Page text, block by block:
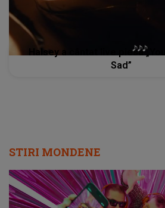
Halsey a cântat live piesa
Sad”
STIRI MONDENE